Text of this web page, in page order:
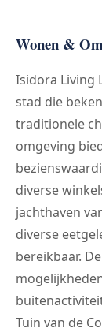
Wonen &
Isidora Living
stad die
traditionele
omgeving
diverse
jachthaven
diverse
bereikbaar.
Tuin van de